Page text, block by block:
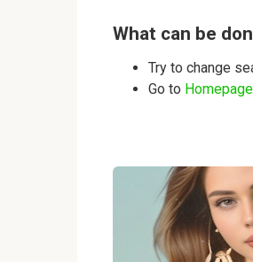
What can be
Try to change
Go to Homepage